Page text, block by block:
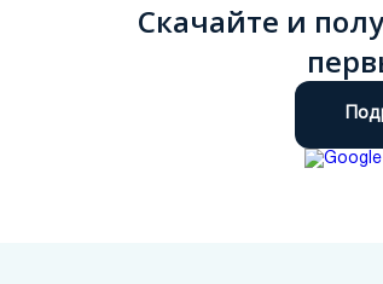
Скачайте и